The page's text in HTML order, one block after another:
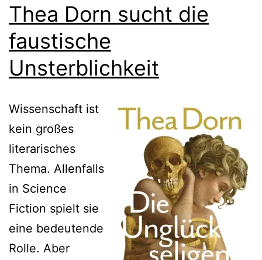
Thea Dorn sucht die
faustische
Unsterblichkeit
Wissenschaft ist
kein großes
literarisches
Thema. Allenfalls
in Science
Fiction spielt sie
eine bedeutende
Rolle. Aber